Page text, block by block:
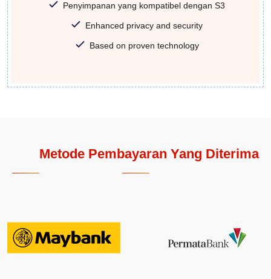
Penyimpanan yang kompatibel dengan S3
Enhanced privacy and security
Based on proven technology
Metode Pembayaran Yang Diterima